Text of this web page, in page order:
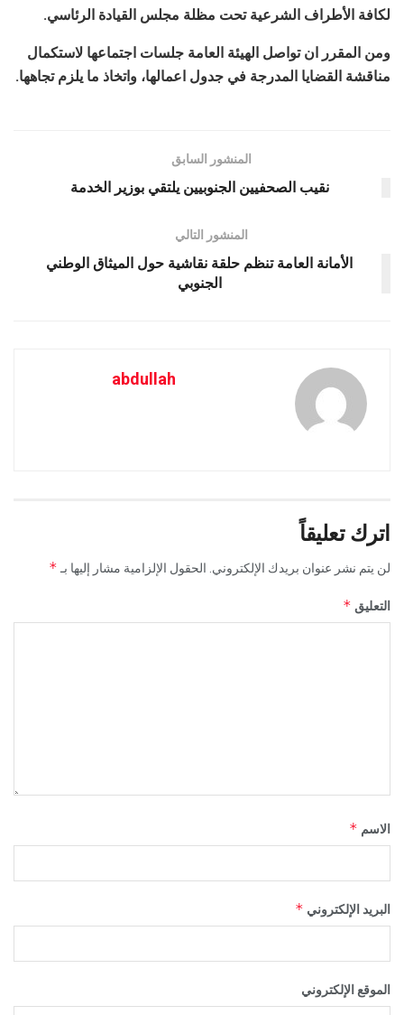
لكافة الأطراف الشرعية تحت مظلة مجلس القيادة الرئاسي.
ومن المقرر ان تواصل الهيئة العامة جلسات اجتماعها لاستكمال
مناقشة القضايا المدرجة في جدول اعمالها، واتخاذ ما يلزم تجاهها.
المنشور السابق
نقيب الصحفيين الجنوبيين يلتقي بوزير الخدمة
المنشور التالي
الأمانة العامة تنظم حلقة نقاشية حول الميثاق الوطني
الجنوبي
abdullah
اترك تعليقاً
لن يتم نشر عنوان بريدك الإلكتروني.الحقول الإلزامية مشار إليها بـ*
التعليق*
الاسم*
البريد الإلكتروني*
الموقع الإلكتروني